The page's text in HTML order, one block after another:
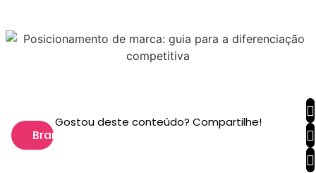
Branding
Gostou deste conteúdo? Compartilhe!